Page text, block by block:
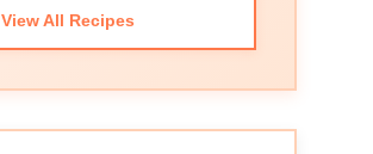
View All Recipes